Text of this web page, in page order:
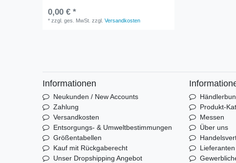
0,00 € *
*zzgl. ges. MwSt. zzgl.Versandkosten
Informationen
Neukunden / New Accounts
Zahlung
Versandkosten
Entsorgungs- & Umweltbestimmungen
Größentabellen
Kauf mit Rückgaberecht
Unser Dropshipping Angebot
Produkt-
Messen
Über uns
Lieferanten